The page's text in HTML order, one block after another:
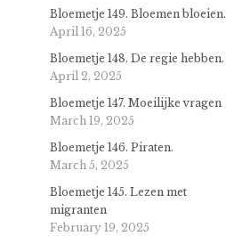
Bloemetje 149. Bloemen bloeien.
April 16, 2025
Bloemetje 148. De regie hebben.
April 2, 2025
Bloemetje 147. Moeilijke vragen
March 19, 2025
Bloemetje 146. Piraten.
March 5, 2025
Bloemetje 145. Lezen met
migranten
February 19, 2025